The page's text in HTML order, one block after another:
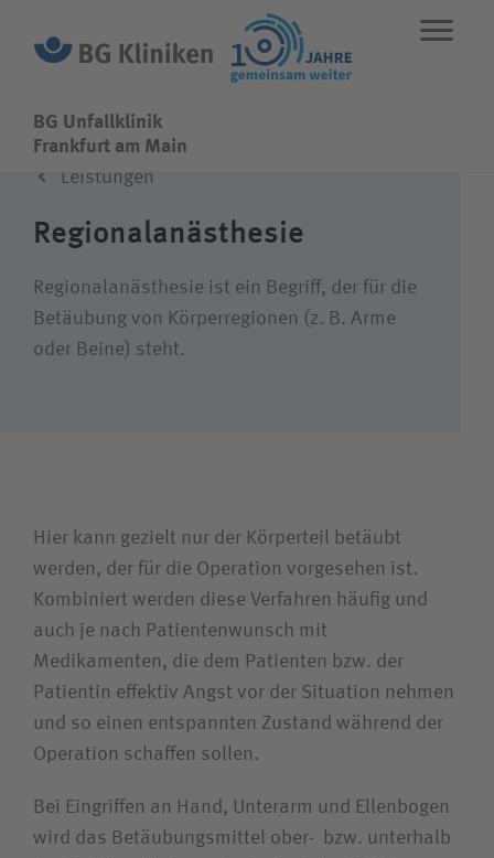
BG Unfallklinik
Fachbereiche
Leistungen
Wie können wir Ihnen helfen?
Suchwert
Ich bin
BG Unfallklinik
Frankfurt am Main
Leistungen
Regional­anästhesie
Regionalanästhesie ist ein Begriff, der für die
Betäubung von Körperregionen (z. B. Arme
oder Beine) steht.
Hier kann gezielt nur der Körperteil betäubt
werden, der für die Operation vorgesehen ist.
Kombiniert werden diese Verfahren häufig und
auch je nach Patientenwunsch mit
Medikamenten, die dem Patienten bzw. der
Patientin effektiv Angst vor der Situation nehmen
und so einen entspannten Zustand während der
Operation schaffen sollen.
Bei Eingriffen an Hand, Unterarm und Ellenbogen
wird das Betäubungsmittel ober- bzw. unterhalb